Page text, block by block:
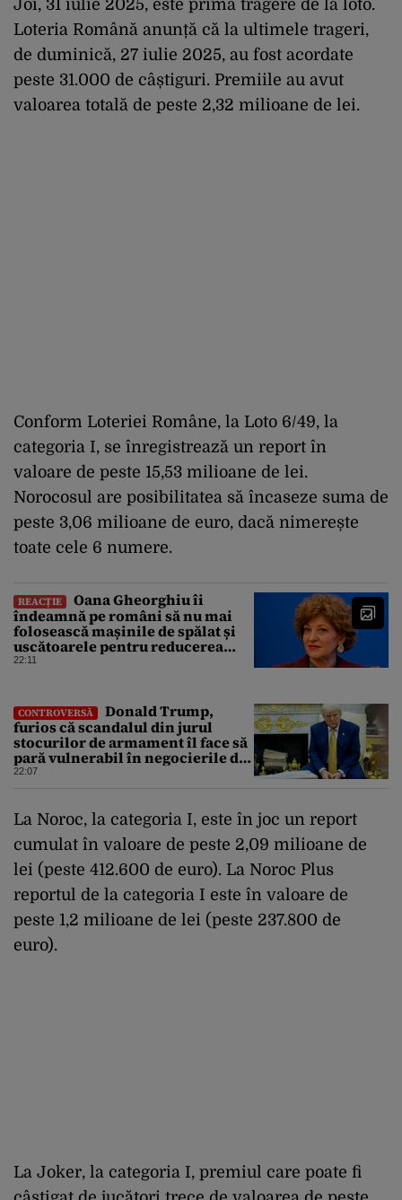
Joi, 31 iulie 2025, este prima tragere de la loto.
Loteria Română anunță că la ultimele trageri,
de duminică, 27 iulie 2025, au fost acordate
peste 31.000 de câștiguri. Premiile au avut
valoarea totală de peste 2,32 milioane de lei.
Conform Loteriei Române, la Loto 6/49, la
categoria I, se înregistrează un report în
valoare de peste 15,53 milioane de lei.
Norocosul are posibilitatea să încaseze suma de
peste 3,06 milioane de euro, dacă nimerește
toate cele 6 numere.
REACȚIE
Oana Gheorghiu îi
îndeamnă pe români să nu mai
folosească mașinile de spălat și
uscătoarele pentru reducerea
consumului de energie
22:11
CONTROVERSĂ
Donald Trump,
furios că scandalul din jurul
stocurilor de armament îl face să
pară vulnerabil în negocierile de
pace cu Iranul
22:07
La Noroc, la categoria I, este în joc un report
cumulat în valoare de peste 2,09 milioane de
lei (peste 412.600 de euro). La Noroc Plus
reportul de la categoria I este în valoare de
peste 1,2 milioane de lei (peste 237.800 de
euro).
La Joker, la categoria I, premiul care poate fi